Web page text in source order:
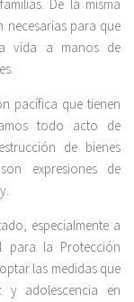
De la misma
necesarias para que
vida a manos de
pacífica que tienen
todo acto de
de bienes
expresiones de
especialmente a
para la Protección
las medidas que
y adolescencia en